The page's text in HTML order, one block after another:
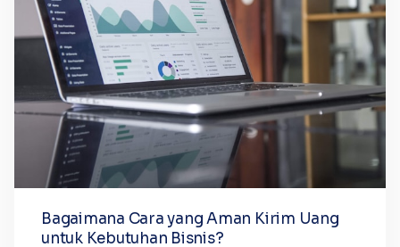
Bagaimana Cara yang Aman Kirim Uang
untuk Kebutuhan Bisnis?